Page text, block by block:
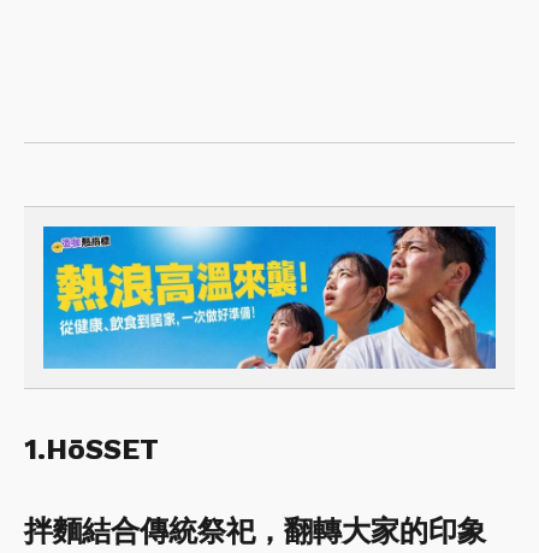
1.HōSSET
拌麵結合傳統祭祀，翻轉大家的印象